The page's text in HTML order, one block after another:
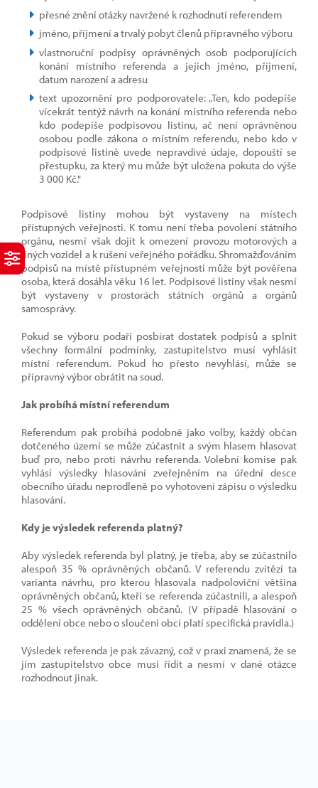
přesné znění otázky navržené k rozhodnutí referendem
jméno, příjmení a trvalý pobyt členů přípravného výboru
vlastnoruční podpisy oprávněných osob podporujících
konání místního referenda a jejich jméno, příjmení,
datum narození a adresu
text upozornění pro podporovatele: „Ten, kdo podepíše
vícekrát tentýž návrh na konání místního referenda nebo
kdo podepíše podpisovou listinu, ač není oprávněnou
osobou podle zákona o místním referendu, nebo kdo v
podpisové listině uvede nepravdivé údaje, dopouští se
přestupku, za který mu může být uložena pokuta do výše
3 000 Kč."
Podpisové listiny mohou být vystaveny na místech
přístupných veřejnosti. K tomu není třeba povolení státního
orgánu, nesmí však dojít k omezení provozu motorových a
jiných vozidel a k rušení veřejného pořádku. Shromažďováním
podpisů na místě přístupném veřejnosti může být pověřena
osoba, která dosáhla věku 16 let. Podpisové listiny však nesmí
být vystaveny v prostorách státních orgánů a orgánů
samosprávy.
Pokud se výboru podaří posbírat dostatek podpisů a splnit
všechny formální podmínky, zastupitelstvo musí vyhlásit
místní referendum. Pokud ho přesto nevyhlásí, může se
přípravný výbor obrátit na soud.
Jak probíhá místní referendum
Referendum pak probíhá podobně jako volby, každý občan
dotčeného území se může zúčastnit a svým hlasem hlasovat
buď pro, nebo proti návrhu referenda. Volební komise pak
vyhlásí výsledky hlasování zveřejněním na úřední desce
obecního úřadu neprodleně po vyhotovení zápisu o výsledku
hlasování.
Kdy je výsledek referenda platný?
Aby výsledek referenda byl platný, je třeba, aby se zúčastnilo
alespoň 35 % oprávněných občanů. V referendu zvítězí ta
varianta návrhu, pro kterou hlasovala nadpoloviční většina
oprávněných občanů, kteří se referenda zúčastnili, a alespoň
25 % všech oprávněných občanů. (V případě hlasování o
oddělení obce nebo o sloučení obcí platí specifická pravidla.)
Výsledek referenda je pak závazný, což v praxi znamená, že se
jím zastupitelstvo obce musí řídit a nesmí v dané otázce
rozhodnout jinak.